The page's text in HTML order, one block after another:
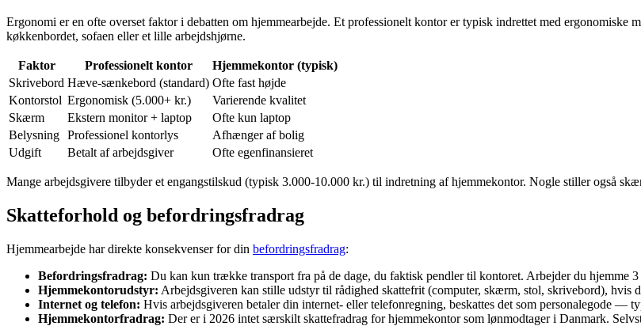
Ergonomi er en ofte overset faktor i debatten om hjemmearbejde. Et professionelt kontor er typisk indrettet med ergonomiske
køkkenbordet, sofaen eller et lille arbejdshjørne.
Faktor Professionelt kontor
Hjemmekontor (typisk)
Skrivebord Hæve-sænkebord (standard) Ofte fast højde
Kontorstol Ergonomisk (5.000+ kr.)
Varierende kvalitet
Skærm
Ekstern monitor + laptop
Ofte kun laptop
Belysning Professionel kontorlys
Afhænger af bolig
Udgift
Betalt af arbejdsgiver Ofte egenfinansieret
Mange arbejdsgivere tilbyder et engangstilskud (typisk 3.000-10.000 kr.) til indretning af hjemmekontor. Nogle stiller også
Skatteforhold og befordringsfradrag
Hjemmearbejde har direkte konsekvenser for din befordringsfradrag:
Befordringsfradrag: Du kan kun trække transport fra på de dage, du faktisk pendler til kontoret. Arbejder du hjemme
Hjemmekontorudstyr: Arbejdsgiveren kan stille udstyr til rådighed skattefrit (computer, skærm, stol, skrivebord), hvis
Internet og telefon: Hvis arbejdsgiveren betaler din internet- eller telefonregning, beskattes det som personalegode
Hjemmekontorfradrag: Der er i 2026 intet særskilt skattefradrag for hjemmekontor som lønmodtager i Danmark.